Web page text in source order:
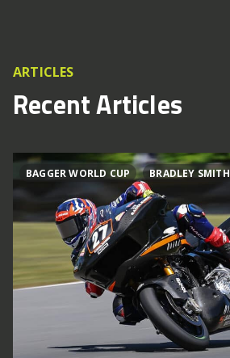
ARTICLES
Recent Articles
BAGGER WORLD CUP BRADLEY SMITH